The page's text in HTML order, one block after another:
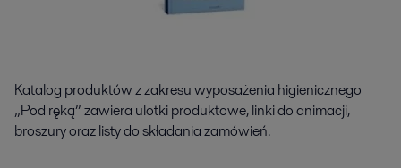
Katalog produktów z zakresu wyposażenia higienicznego
„Pod ręką” zawiera ulotki produktowe, linki do animacji,
broszury oraz listy do składania zamówień.